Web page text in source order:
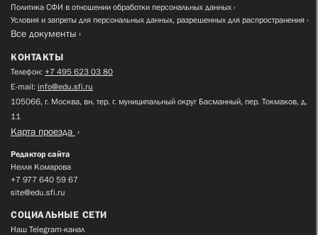
Политика СФИ в отношении обработки персональных данных
Условия и запреты для персональных данных, разрешенных для распространения
Все документы
КОНТАКТЫ
Телефон: +7 495 623 03 80
E-mail: info@edu.sfi.ru
105066, г. Москва, вн. тер. г. муниципальный округ Басманный, пер. Токмаков, д.
11
Карта проезда
Редактор сайта
Нелля Комарова
+7 977 640 59 67
site@edu.sfi.ru
СОЦИАЛЬНЫЕ СЕТИ
Наш Telegram-канал